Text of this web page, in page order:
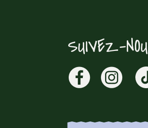
SUIVEZ-